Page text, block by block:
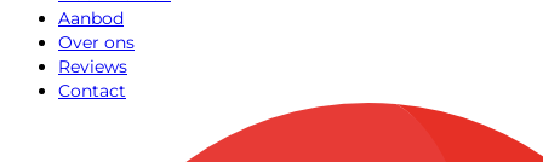
Aanbod
Over ons
Reviews
Contact